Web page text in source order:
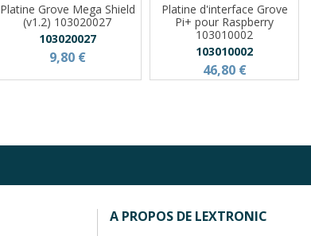
Platine Grove Mega Shield
(v1.2) 103020027
103020027
9,80 €
Platine d'interface Grove
Pi+ pour Raspberry
103010002
103010002
46,80 €
A PROPOS DE LEXTRONIC